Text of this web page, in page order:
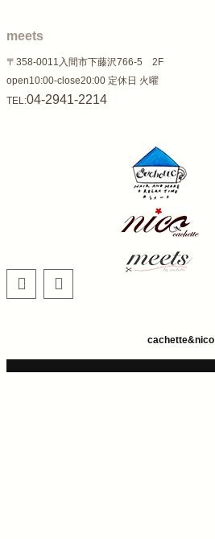
meets
〒358-0011入間市下藤沢766-5 2F
open10:00-close20:00 定休日 火曜
TEL:04-2941-2214
cachette&nico